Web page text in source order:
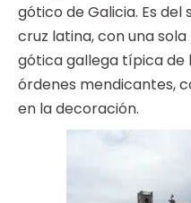
gótico de Galicia. Es del
cruz latina, con una
gótica gallega típica de
órdenes mendicantes,
en la decoración.